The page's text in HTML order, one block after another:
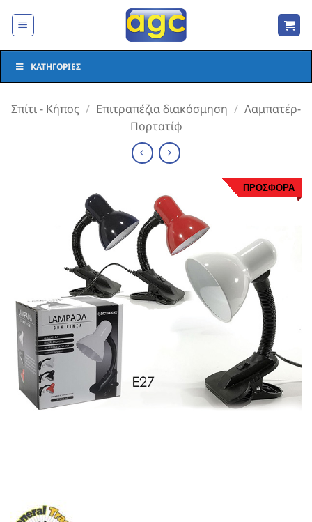
στο
ΚΑΤΗΓΟΡΊΕΣ
Σπίτι - Κήπος / Επιτραπέζια διακόσμηση / Λαμπατέρ-
Πορτατίφ
ΠΡΟΣΦΟΡΑ